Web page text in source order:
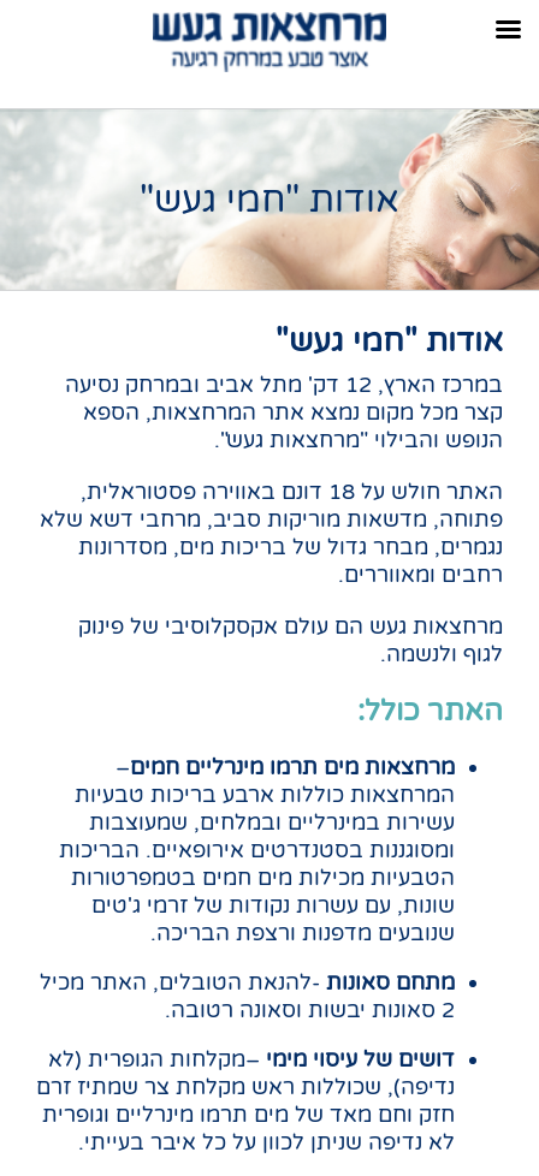
אודות "חמי געש"
אודות "חמי געש"
במרכז הארץ, 12 דק' מתל אביב ובמרחק נסיעה
קצר מכל מקום נמצא אתר המרחצאות, הספא
הנופש והבילוי "מרחצאות געש".
האתר חולש על 18 דונם באווירה פסטוראלית,
פתוחה, מדשאות מוריקות סביב, מרחבי דשא שלא
נגמרים, מבחר גדול של בריכות מים, מסדרונות
רחבים ומאווררים.
מרחצאות געש הם עולם אקסקלוסיבי של פינוק
לגוף ולנשמה.
האתר כולל:
מרחצאות מים תרמו מינרליים חמים–
המרחצאות כוללות ארבע בריכות טבעיות
עשירות במינרליים ובמלחים, שמעוצבות
ומסוגננות בסטנדרטים אירופאיים. הבריכות
הטבעיות מכילות מים חמים בטמפרטורות
שונות, עם עשרות נקודות של זרמי ג'טים
שנובעים מדפנות ורצפת הבריכה.
מתחם סאונות -להנאת הטובלים, האתר מכיל
2 סאונות יבשות וסאונה רטובה.
דושים של עיסוי מימי –מקלחות הגופרית (לא
נדיפה), שכוללות ראש מקלחת צר שמתיז זרם
חזק וחם מאד של מים תרמו מינרליים וגופרית
לא נדיפה שניתן לכוון על כל איבר בעייתי.